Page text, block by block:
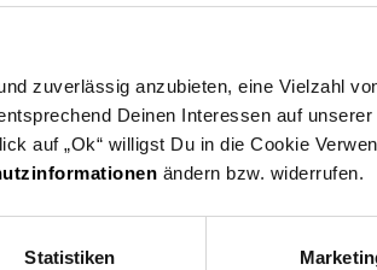
zuverlässig anzubieten, eine Vielzahl
Deinen Interessen auf unserer
auf „Ok“ willigst Du in die Cookie
ändern bzw. widerrufen.
Statistiken
kannst surfen, streamen und deine
Zuverlässigkeit.
inkl. neutralem Zubehör - 12 Monate